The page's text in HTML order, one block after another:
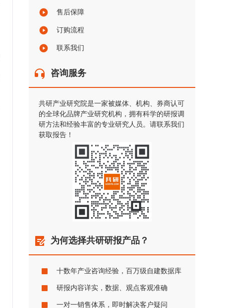
售后保障
订购流程
联系我们
咨询服务
共研产业研究院是一家被媒体、机构、券商认可
的全球化品牌产业研究机构，拥有科学的研报调
研方法和经验丰富的专业研究人员。请联系我们
获取报告！
为何选择共研研报产品？
十数年产业咨询经验，百万级自建数据库
研报内容详实，数据、观点客观准确
一对一销售体系，即时解决客户疑问